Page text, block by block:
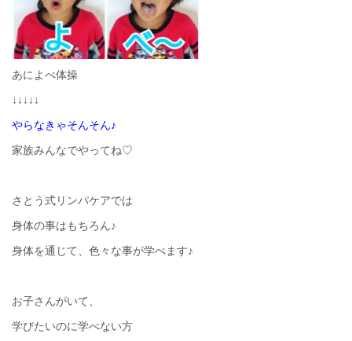
あによべ体操
↓↓↓↓↓
やらなきゃそんそん♪
家族みんなでやってね♡
さとう式リンパケアでは
身体の事はもちろん♪
身体を通じて、色々な事が学べます♪
お子さんがいて、
学びたいのに学べない方